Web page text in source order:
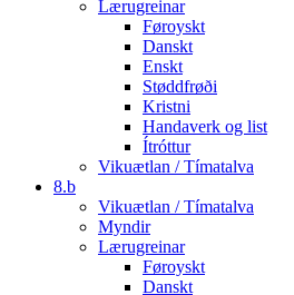
Lærugreinar
Føroyskt
Danskt
Enskt
Støddfrøði
Kristni
Handaverk og list
Ítróttur
Vikuætlan / Tímatalva
8.b
Vikuætlan / Tímatalva
Myndir
Lærugreinar
Føroyskt
Danskt